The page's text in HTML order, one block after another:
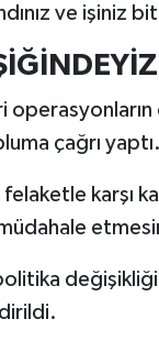
ve işiniz
çağrı yaptı.
karşı
politika